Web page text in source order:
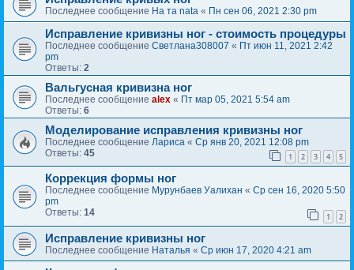
Последнее сообщение На та nata « Пн сен 06, 2021 2:30 pm
Исправление кривизны ног - стоимость процедуры
Последнее сообщение Светлана308007 « Пт июн 11, 2021 2:42
pm
Ответы: 2
Вальгусная кривизна ног
Последнее сообщение alex « Пт мар 05, 2021 5:54 am
Ответы: 6
Моделирование исправления кривизны ног
Последнее сообщение Лариса « Ср янв 20, 2021 12:08 pm
Ответы: 45 1 2 3 4 5
Коррекция формы ног
Последнее сообщение Мурунбаев Уалихан « Ср сен 16, 2020 5:50
pm
Ответы: 14 1 2
Исправление кривизны ног
Последнее сообщение Наталья « Ср июн 17, 2020 4:21 am